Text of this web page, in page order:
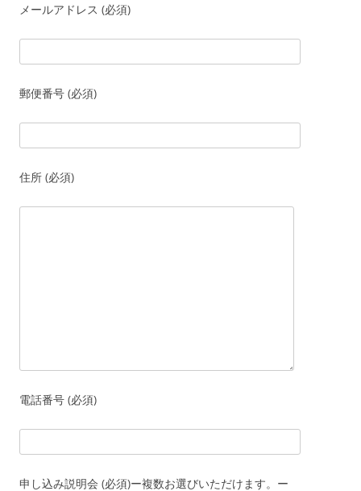
メールアドレス (必須)
郵便番号 (必須)
住所 (必須)
電話番号 (必須)
申し込み説明会 (必須)ー複数お選びいただけます。ー